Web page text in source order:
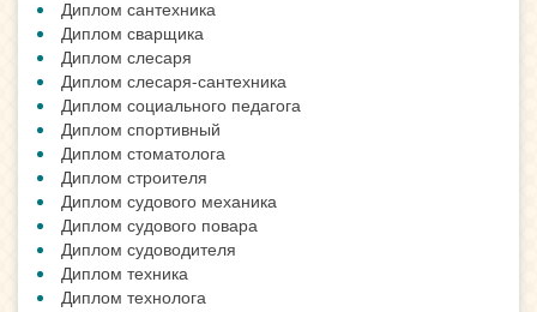
Диплом сантехника
Диплом сварщика
Диплом слесаря
Диплом слесаря-сантехника
Диплом социального педагога
Диплом спортивный
Диплом стоматолога
Диплом строителя
Диплом судового механика
Диплом судового повара
Диплом судоводителя
Диплом техника
Диплом технолога